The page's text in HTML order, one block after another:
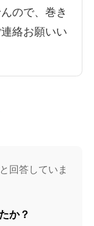
ので、巻き
絡お願いい
回答していま
か？